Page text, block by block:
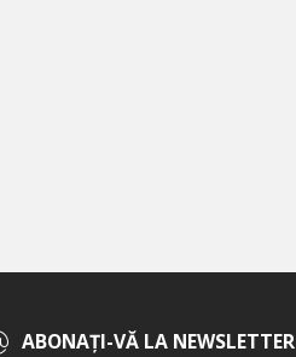
ABONAȚI-VĂ LA NEWSLETTER